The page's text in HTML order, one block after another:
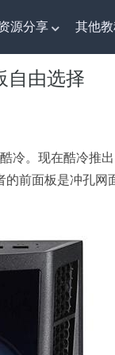
源分享 其他
择
自由选择
冷。现在酷冷推
前面板是冲孔网